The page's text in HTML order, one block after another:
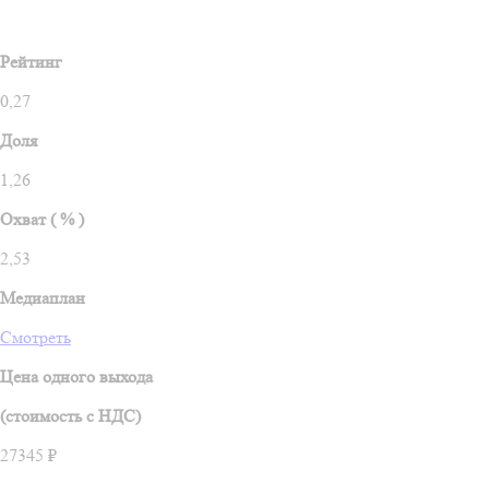
Рейтинг
0,27
Доля
1,26
Охват ( % )
2,53
Медиаплан
Смотреть
Цена одного выхода
(стоимость c НДС)
27345 ₽